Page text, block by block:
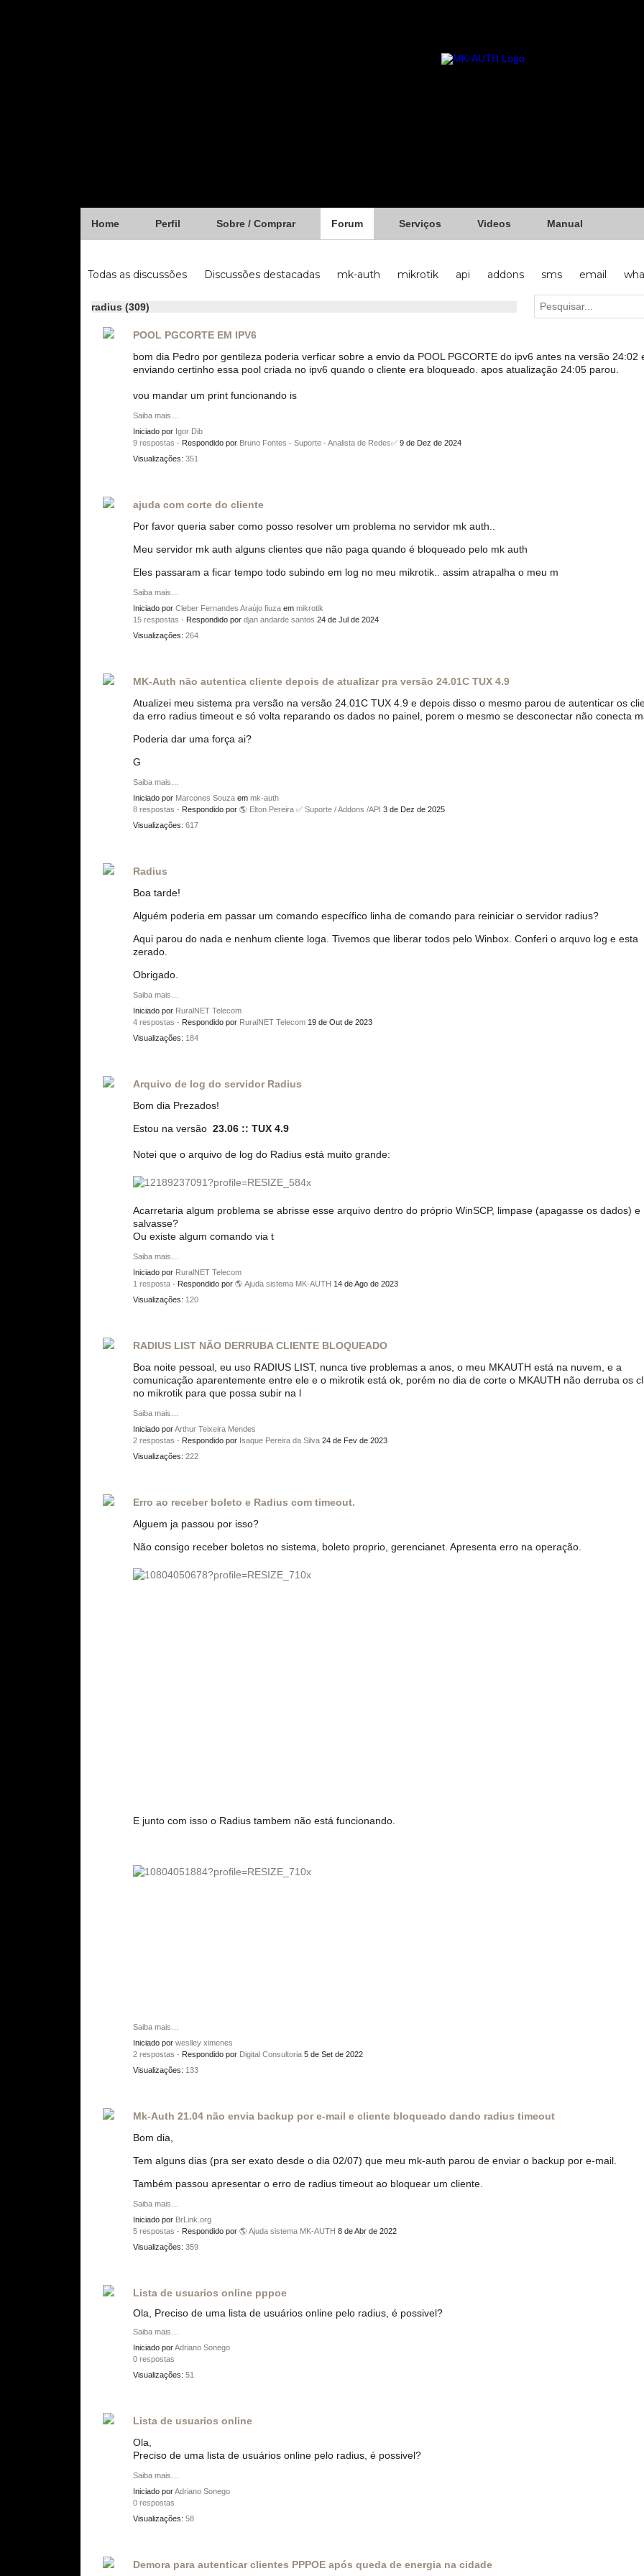
Home Perfil Sobre / Comprar Forum Serviços Videos Manual
Todas as discussões
Discussões destacadas mk-auth mikrotik api addons sms email
radius (309)
POOL PGCORTE EM IPV6
bom dia Pedro por gentileza poderia verficar sobre a envio da POOL PGCORTE do ipv6 antes na versão 24:02
enviando certinho essa pool criada no ipv6 quando o cliente era bloqueado. apos atualização 24:05 parou.
vou mandar um print funcionando is
Saiba mais…
Iniciado por Igor Dib
9 respostas · Respondido por Bruno Fontes - Suporte - Analista de Redes✅ 9 de Dez de 2024
Visualizações: 351
ajuda com corte do cliente
Por favor queria saber como posso resolver um problema no servidor mk auth..
Meu servidor mk auth alguns clientes que não paga quando é bloqueado pelo mk auth
Eles passaram a ficar tempo todo subindo em log no meu mikrotik.. assim atrapalha o meu m
Saiba mais…
Iniciado por Cleber Fernandes Araújo fiuza em mikrotik
15 respostas · Respondido por djan andarde santos 24 de Jul de 2024
Visualizações: 264
MK-Auth não autentica cliente depois de atualizar pra versão 24.01C TUX 4.9
Atualizei meu sistema pra versão na versão 24.01C TUX 4.9 e depois disso o mesmo parou de autenticar os
da erro radius timeout e só volta reparando os dados no painel, porem o mesmo se desconectar não conecta
Poderia dar uma força ai?
G
Saiba mais…
Iniciado por Marcones Souza em mk-auth
8 respostas · Respondido por 🌎 Elton Pereira ✅ Suporte / Addons /API 3 de Dez de 2025
Visualizações: 617
Radius
Boa tarde!
Alguém poderia em passar um comando específico linha de comando para reiniciar o servidor radius?
Aqui parou do nada e nenhum cliente loga. Tivemos que liberar todos pelo Winbox. Conferi o arquvo log e esta
zerado.
Obrigado.
Saiba mais…
Iniciado por RuralNET Telecom
4 respostas · Respondido por RuralNET Telecom 19 de Out de 2023
Visualizações: 184
Arquivo de log do servidor Radius
Bom dia Prezados!
Estou na versão 23.06 :: TUX 4.9
Notei que o arquivo de log do Radius está muito grande:
Acarretaria algum problema se abrisse esse arquivo dentro do próprio WinSCP, limpase (apagasse os dados) e
salvasse?
Ou existe algum comando via t
Saiba mais…
Iniciado por RuralNET Telecom
1 resposta · Respondido por 🌎 Ajuda sistema MK-AUTH 14 de Ago de 2023
Visualizações: 120
RADIUS LIST NÃO DERRUBA CLIENTE BLOQUEADO
Boa noite pessoal, eu uso RADIUS LIST, nunca tive problemas a anos, o meu MKAUTH está na nuvem, e a
comunicação aparentemente entre ele e o mikrotik está ok, porém no dia de corte o MKAUTH não derruba os
no mikrotik para que possa subir na l
Saiba mais…
Iniciado porArthur Teixeira Mendes
2 respostas · Respondido por Isaque Pereira da Silva 24 de Fev de 2023
Visualizações: 222
Erro ao receber boleto e Radius com timeout.
Alguem ja passou por isso?
Não consigo receber boletos no sistema, boleto proprio, gerencianet. Apresenta erro na operação.
E junto com isso o Radius tambem não está funcionando.
Saiba mais…
Iniciado por weslley ximenes
2 respostas · Respondido por Digital Consultoria 5 de Set de 2022
Visualizações: 133
Mk-Auth 21.04 não envia backup por e-mail e cliente bloqueado dando radius timeout
Bom dia,
Tem alguns dias (pra ser exato desde o dia 02/07) que meu mk-auth parou de enviar o backup por e-mail.
Também passou apresentar o erro de radius timeout ao bloquear um cliente.
Saiba mais…
Iniciado por BrLink.org
5 respostas · Respondido por 🌎 Ajuda sistema MK-AUTH 8 de Abr de 2022
Visualizações: 359
Lista de usuarios online pppoe
Ola, Preciso de uma lista de usuários online pelo radius, é possivel?
Saiba mais…
Iniciado porAdriano Sonego
0 respostas
Visualizações: 51
Lista de usuarios online
Ola,
Preciso de uma lista de usuários online pelo radius, é possivel?
Saiba mais…
Iniciado porAdriano Sonego
0 respostas
Visualizações: 58
Demora para autenticar clientes PPPOE após queda de energia na cidade